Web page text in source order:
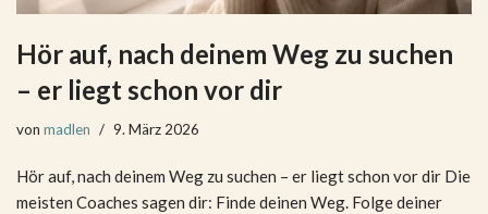
Hör auf, nach deinem Weg zu suchen
– er liegt schon vor dir
von madlen 9. März 2026
Hör auf, nach deinem Weg zu suchen – er liegt schon vor dir Die
meisten Coaches sagen dir: Finde deinen Weg. Folge deiner